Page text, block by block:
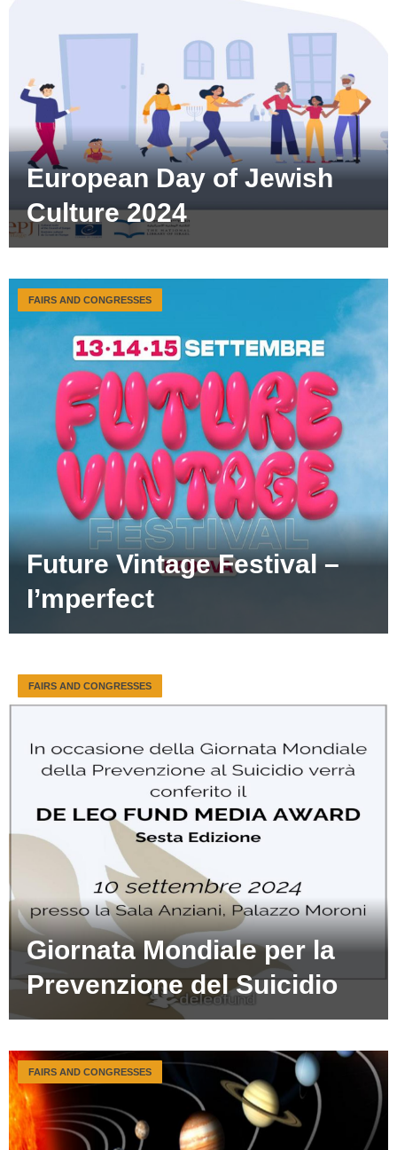
European Day of Jewish
Culture 2024
Future Vintage Festival –
I’mperfect
FAIRS AND CONGRESSES
Giornata Mondiale per la
Prevenzione del Suicidio
FAIRS AND CONGRESSES
FAIRS AND CONGRESSES